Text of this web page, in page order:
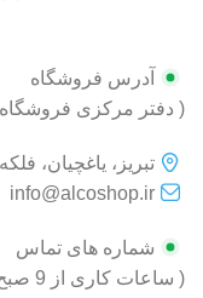
آدرس فروشگاه
( دفتر مرکزی
تبریز، یاغچیان،
info@alcoshop.ir
شماره های تماس
( ساعات کاری از 9 صبح الی 18 )